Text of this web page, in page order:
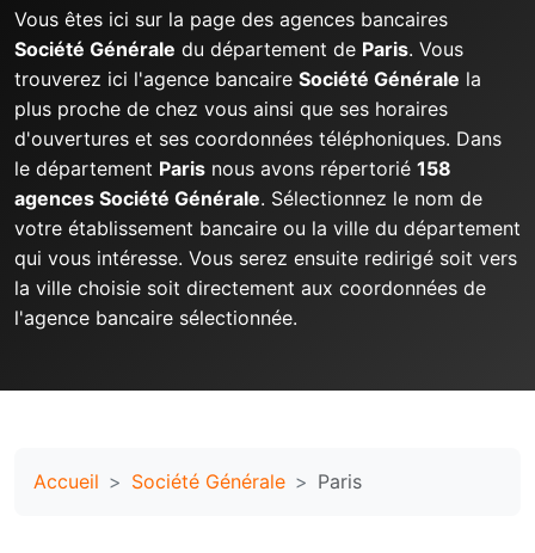
Vous êtes ici sur la page des agences bancaires
Société Générale du département de Paris. Vous
trouverez ici l'agence bancaire Société Générale la
plus proche de chez vous ainsi que ses horaires
d'ouvertures et ses coordonnées téléphoniques. Dans
le département Paris nous avons répertorié 158
agences Société Générale. Sélectionnez le nom de
votre établissement bancaire ou la ville du département
qui vous intéresse. Vous serez ensuite redirigé soit vers
la ville choisie soit directement aux coordonnées de
l'agence bancaire sélectionnée.
Accueil Société Générale Paris